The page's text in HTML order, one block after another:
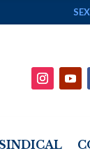
SINDICAL